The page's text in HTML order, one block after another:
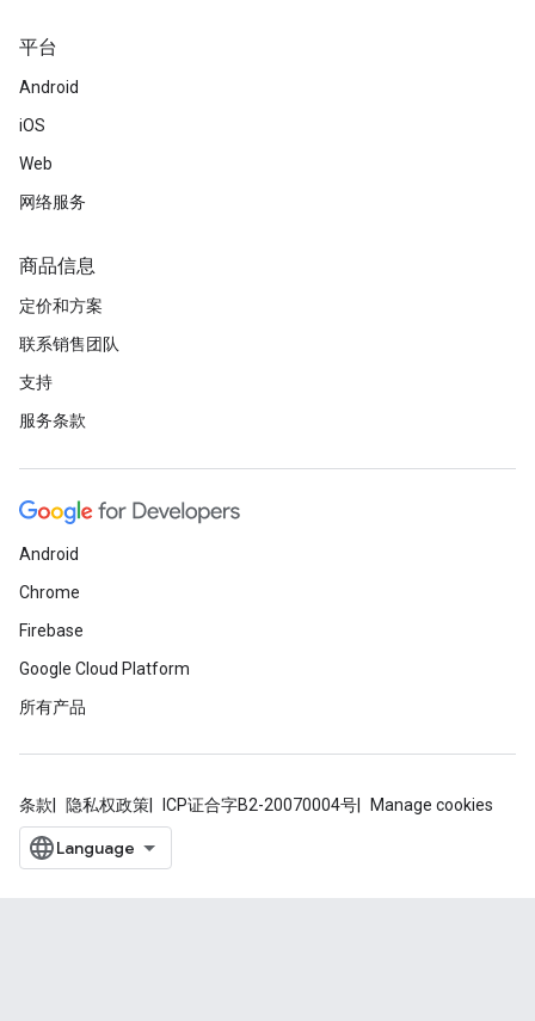
平台
Android
iOS
Web
网络服务
商品信息
定价和方案
联系销售团队
支持
服务条款
Android
Chrome
Firebase
Google Cloud Platform
所有产品
条款 隐私权政策 ICP证合字B2-20070004号 Manage cookies